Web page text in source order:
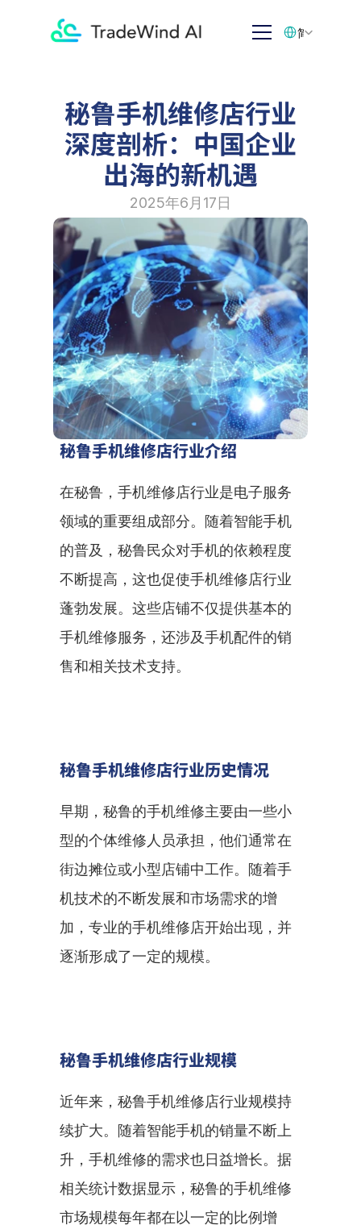
秘鲁手机维修店行业
深度剖析：中国企业
出海的新机遇
2025年6月17日
秘鲁手机维修店行业介绍
在秘鲁，手机维修店行业是电子服务
领域的重要组成部分。随着智能手机
的普及，秘鲁民众对手机的依赖程度
不断提高，这也促使手机维修店行业
蓬勃发展。这些店铺不仅提供基本的
手机维修服务，还涉及手机配件的销
售和相关技术支持。
秘鲁手机维修店行业历史情况
早期，秘鲁的手机维修主要由一些小
型的个体维修人员承担，他们通常在
街边摊位或小型店铺中工作。随着手
机技术的不断发展和市场需求的增
加，专业的手机维修店开始出现，并
逐渐形成了一定的规模。
秘鲁手机维修店行业规模
近年来，秘鲁手机维修店行业规模持
续扩大。随着智能手机的销量不断上
升，手机维修的需求也日益增长。据
相关统计数据显示，秘鲁的手机维修
市场规模每年都在以一定的比例增
简体中文